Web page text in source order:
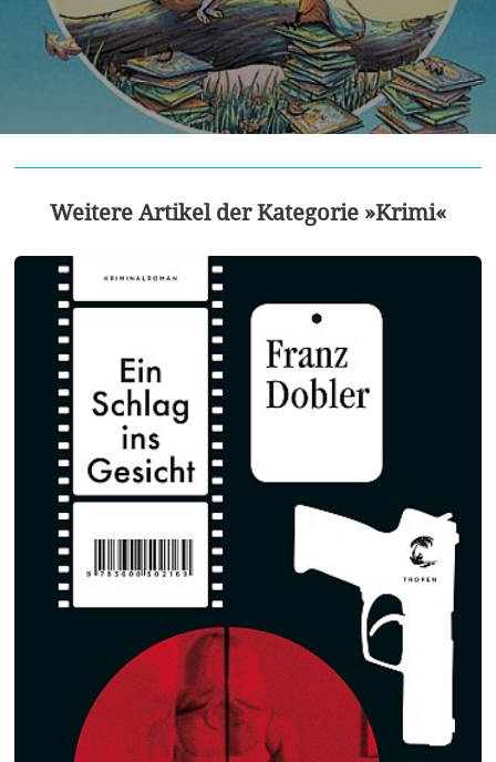
Weitere Artikel der Kategorie »Krimi«